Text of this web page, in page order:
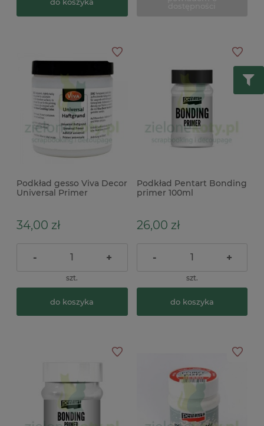
do koszyka
Podkład gesso Viva Decor
Universal Primer
34,00 zł
- +
szt.
do koszyka
Podkład Pentart Bonding
primer 100ml
26,00 zł
- +
szt.
do koszyka